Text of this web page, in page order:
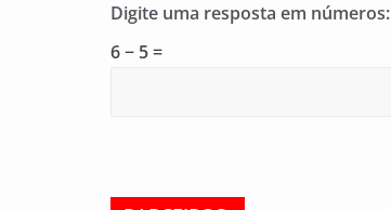
Digite uma resposta em números:
6 − 5 =